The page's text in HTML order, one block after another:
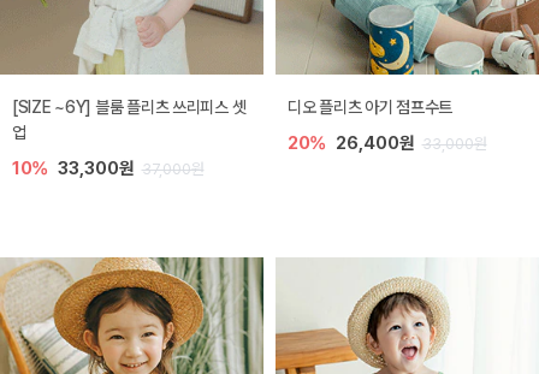
[SIZE ~6Y] 블룸 플리츠 쓰리피스 셋
업
10% 33,300원 37,000원
디오 플리츠 아기 점프수트
20% 26,400원 33,000원